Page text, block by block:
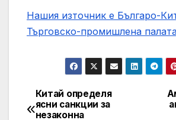
Нашия източник е Българо-
Търговско-промишлена
Post
Китай определя
ясни санкции за
незаконна